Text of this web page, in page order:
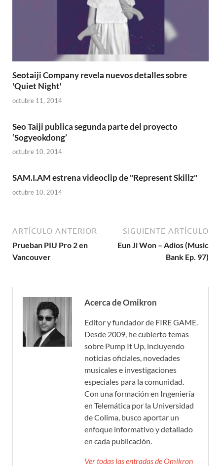
Seotaiji Company revela nuevos detalles sobre
'Quiet Night'
octubre 11, 2014
Seo Taiji publica segunda parte del proyecto
‘Sogyeokdong’
octubre 10, 2014
SAM.I.AM estrena videoclip de "Represent Skillz"
octubre 10, 2014
ARTÍCULO ANTERIOR
Prueban PIU Pro 2 en
Vancouver
SIGUIENTE ARTÍCULO
Eun Ji Won – Adios (Music
Bank Ep. 97)
Acerca de Omikron
Editor y fundador de FIRE GAME.
Desde 2009, he cubierto temas
sobre Pump It Up, incluyendo
noticias oficiales, novedades
musicales e investigaciones
especiales para la comunidad.
Con una formación en Ingeniería
en Telemática por la Universidad
de Colima, busco aportar un
enfoque informativo y detallado
en cada publicación.
Ver todas las entradas de Omikron